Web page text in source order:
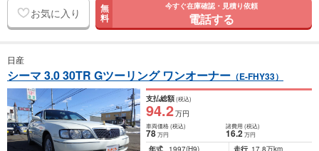
お気に入り 無
料
今すぐ在庫確認・見積り依頼
電話する
日産
シーマ 3.0 30TR Gツーリング ワンオーナー （E-FHY33）
支払総額(税込)
94.2万円
車両価格(税込)
78万円
諸費用 (税込)
16.2 万円
年式 1997(H9) 走行 17.8万km